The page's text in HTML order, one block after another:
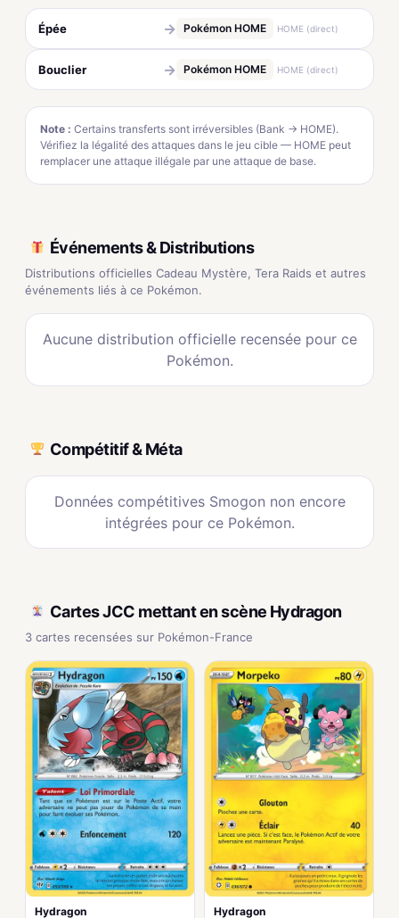
Épée → Pokémon HOME HOME (direct)
Bouclier → Pokémon HOME HOME (direct)
Note : Certains transferts sont irréversibles (Bank → HOME).
Vérifiez la légalité des attaques dans le jeu cible — HOME peut
remplacer une attaque illégale par une attaque de base.
Événements & Distributions
Distributions officielles Cadeau Mystère, Tera Raids et autres
événements liés à ce Pokémon.
Aucune distribution officielle recensée pour ce
Pokémon.
Compétitif & Méta
Données compétitives Smogon non encore
intégrées pour ce Pokémon.
Cartes JCC mettant en scène Hydragon
3 cartes recensées sur Pokémon-France
Hydragon Hydragon